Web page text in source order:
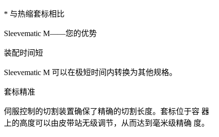
* 与热缩套标相比
Sleevematic M——您的优势
装配时间短
Sleevematic M 可以在极短时间内转换为其他规格。
套标精准
伺服控制的切割装置确保了精确的切割长度。套标位于容 器
上的高度可以由皮带站无级调节，从而达到毫米级精确 度。